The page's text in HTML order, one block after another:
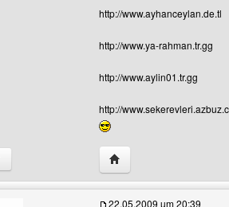
http://www.ayhanceylan.de.tl
http://www.ya-rahman.tr.gg
http://www.aylin01.tr.gg
http://
Website dieses
22.05.2009 um 20:39